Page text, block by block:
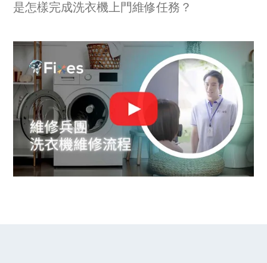
是怎樣完成洗衣機上門維修任務？